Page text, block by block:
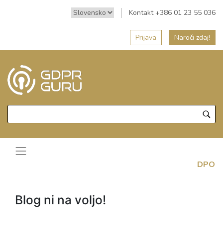
Kontakt +386 01 23 55 036
Prijava Naroči zdaj!
DPO
Blog ni na voljo!